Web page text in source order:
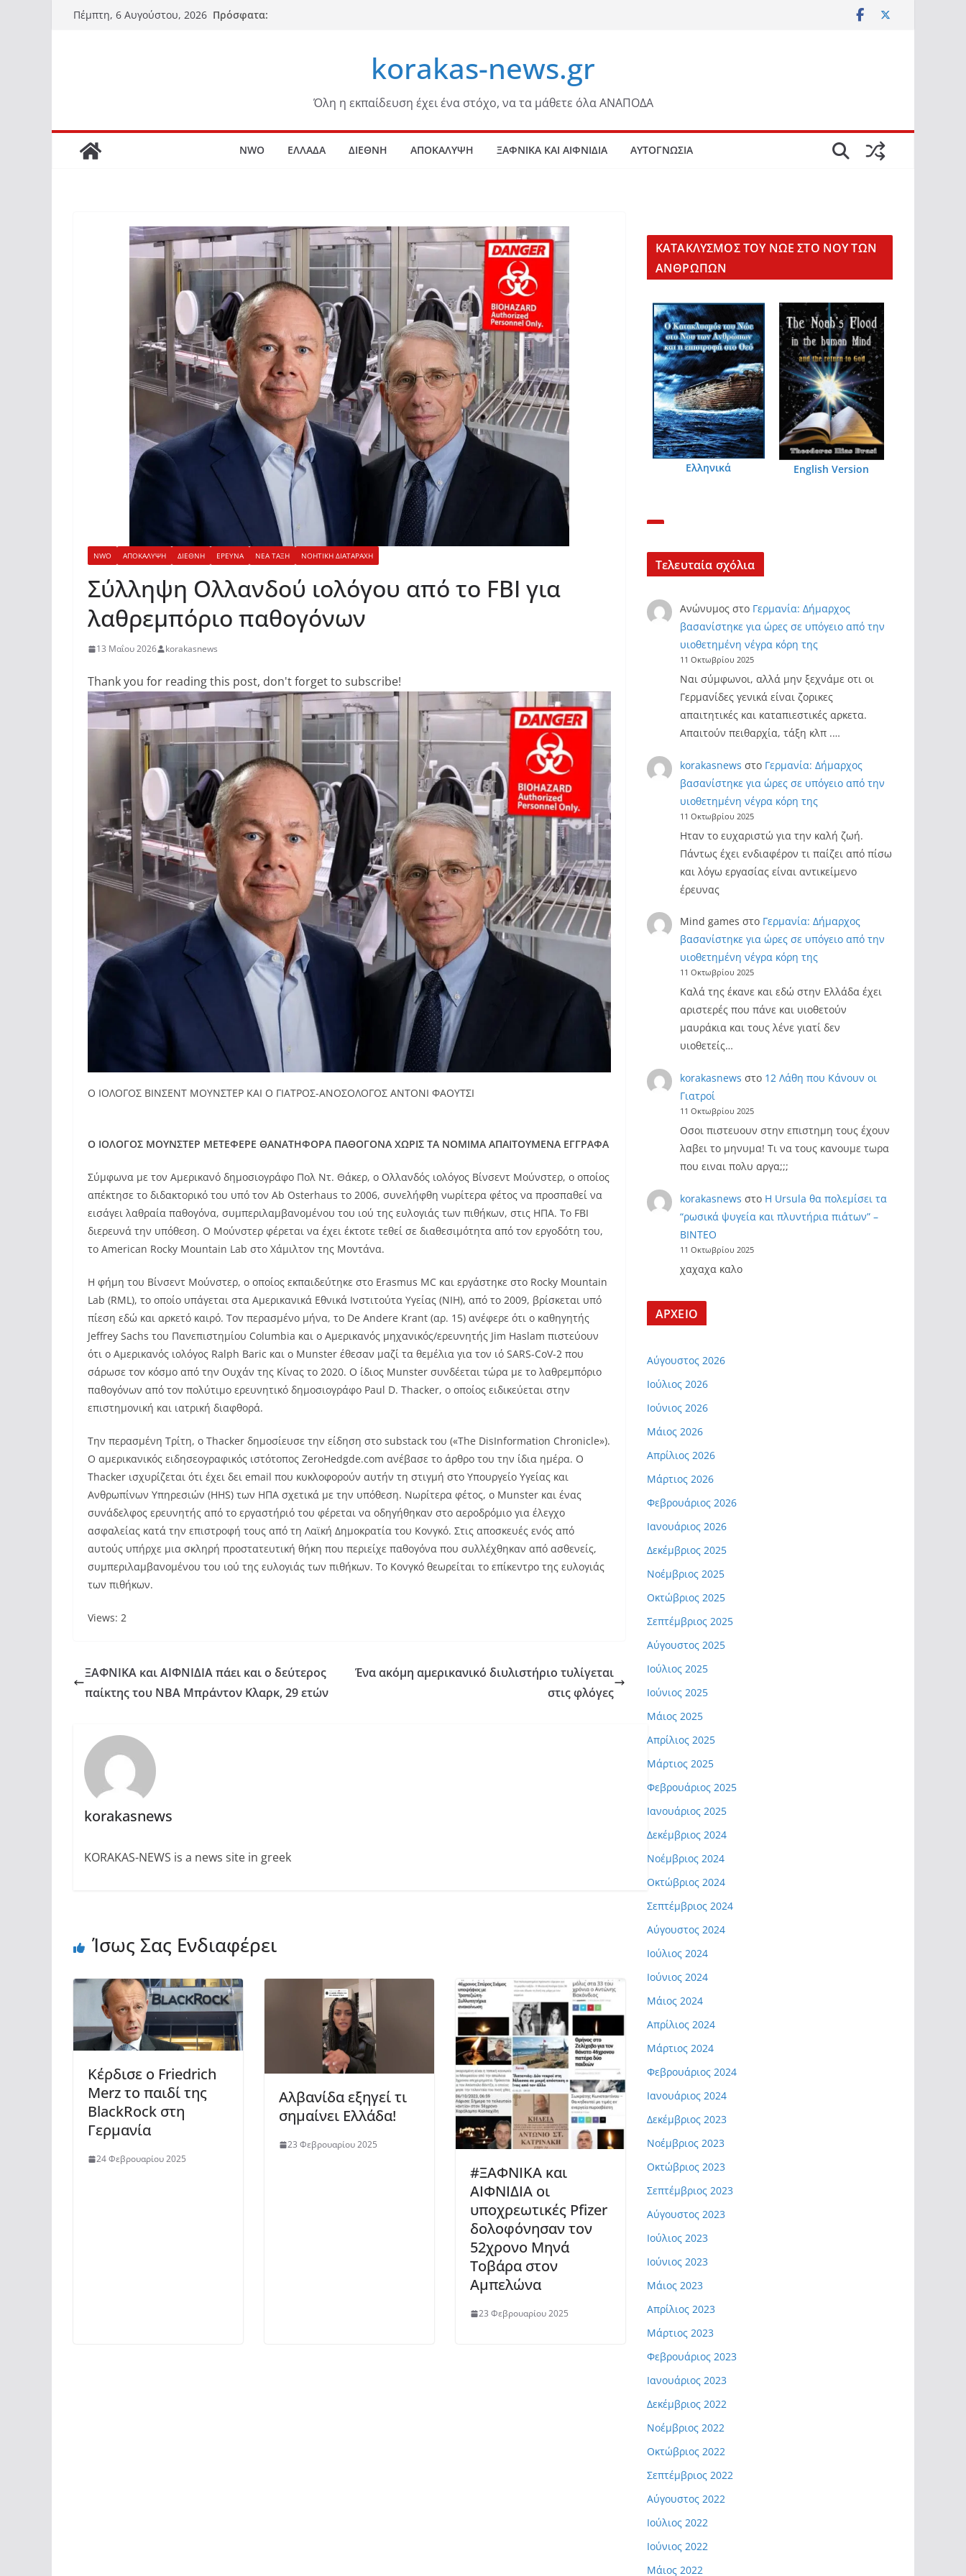
Μετάβαση
Πέμπτη, 6 Αυγούστου, 2026 Πρόσφατα:
korakas-news.gr
Όλη η εκπαίδευση έχει ένα στόχο, να τα μάθετε όλα ΑΝΑΠΟΔΑ
NWO ΕΛΛΑΔΑ ΔΙΕΘΝΗ ΑΠΟΚΑΛΥΨΗ ΞΑΦΝΙΚΑ ΚΑΙ ΑΙΦΝΙΔΙΑ ΑΥΤΟΓΝΩΣΙΑ
NWO ΑΠΟΚΑΛΥΨΗ ΔΙΕΘΝΗ ΕΡΕΥΝΑ ΝΕΑ ΤΑΞΗ ΝΟΗΤΙΚΗ ΔΙΑΤΑΡΑΧΗ
Σύλληψη Ολλανδού ιολόγου από το FBI για
λαθρεμπόριο παθογόνων
13 Μαΐου 2026 korakasnews
Thank you for reading this post, don't forget to subscribe!
Ο ΙΟΛΟΓΟΣ ΒΙΝΣΕΝΤ ΜΟΥΝΣΤΕΡ ΚΑΙ Ο ΓΙΑΤΡΟΣ-ΑΝΟΣΟΛΟΓΟΣ ΑΝΤΟΝΙ ΦΑΟΥΤΣΙ
Ο ΙΟΛΟΓΟΣ ΜΟΥΝΣΤΕΡ ΜΕΤΕΦΕΡΕ ΘΑΝΑΤΗΦΟΡΑ ΠΑΘΟΓΟΝΑ ΧΩΡΙΣ ΤΑ ΝΟΜΙΜΑ ΑΠΑΙΤΟΥΜΕΝΑ ΕΓΓΡΑΦΑ
Σύμφωνα με τον Αμερικανό δημοσιογράφο Πολ Ντ. Θάκερ, ο Ολλανδός ιολόγος Βίνσεντ Μούνστερ, ο οποίος
απέκτησε το διδακτορικό του υπό τον Ab Osterhaus το 2006, συνελήφθη νωρίτερα φέτος να προσπαθεί να
εισάγει λαθραία παθογόνα, συμπεριλαμβανομένου του ιού της ευλογιάς των πιθήκων, στις ΗΠΑ. Το FBI
διερευνά την υπόθεση. Ο Μούνστερ φέρεται να έχει έκτοτε τεθεί σε διαθεσιμότητα από τον εργοδότη του,
το American Rocky Mountain Lab στο Χάμιλτον της Μοντάνα.
Η φήμη του Βίνσεντ Μούνστερ, ο οποίος εκπαιδεύτηκε στο Erasmus MC και εργάστηκε στο Rocky Mountain
Lab (RML), το οποίο υπάγεται στα Αμερικανικά Εθνικά Ινστιτούτα Υγείας (NIH), από το 2009, βρίσκεται υπό
πίεση εδώ και αρκετό καιρό. Τον περασμένο μήνα, το De Andere Krant (αρ. 15) ανέφερε ότι ο καθηγητής
Jeffrey Sachs του Πανεπιστημίου Columbia και ο Αμερικανός μηχανικός/ερευνητής Jim Haslam πιστεύουν
ότι ο Αμερικανός ιολόγος Ralph Baric και ο Munster έθεσαν μαζί τα θεμέλια για τον ιό SARS-CoV-2 που
σάρωσε τον κόσμο από την Ουχάν της Κίνας το 2020. Ο ίδιος Munster συνδέεται τώρα με το λαθρεμπόριο
παθογόνων από τον πολύτιμο ερευνητικό δημοσιογράφο Paul D. Thacker, ο οποίος ειδικεύεται στην
επιστημονική και ιατρική διαφθορά.
Την περασμένη Τρίτη, ο Thacker δημοσίευσε την είδηση ​​στο substack του («The DisInformation Chronicle»).
Ο αμερικανικός ειδησεογραφικός ιστότοπος ZeroHedgde.com ανέβασε το άρθρο του την ίδια ημέρα. Ο
Thacker ισχυρίζεται ότι έχει δει email που κυκλοφορούν αυτήν τη στιγμή στο Υπουργείο Υγείας και
Ανθρωπίνων Υπηρεσιών (HHS) των ΗΠΑ σχετικά με την υπόθεση. Νωρίτερα φέτος, ο Munster και ένας
συνάδελφος ερευνητής από το εργαστήριό του φέρεται να οδηγήθηκαν στο αεροδρόμιο για έλεγχο
ασφαλείας κατά την επιστροφή τους από τη Λαϊκή Δημοκρατία του Κονγκό. Στις αποσκευές ενός από
αυτούς υπήρχε μια σκληρή προστατευτική θήκη που περιείχε παθογόνα που συλλέχθηκαν από ασθενείς,
συμπεριλαμβανομένου του ιού της ευλογιάς των πιθήκων. Το Κονγκό θεωρείται το επίκεντρο της ευλογιάς
των πιθήκων.
Views: 2
ΞΑΦΝΙΚΑ και ΑΙΦΝΙΔΙΑ πάει και ο δεύτερος
παίκτης του NBA Μπράντον Κλαρκ, 29 ετών
Ένα ακόμη αμερικανικό διυλιστήριο τυλίγεται
στις φλόγες
korakasnews
KORAKAS-NEWS is a news site in greek
Ίσως Σας Ενδιαφέρει
Κέρδισε ο Friedrich
Merz το παιδί της
BlackRock στη
Γερμανία
24 Φεβρουαρίου 2025
Αλβανίδα εξηγεί τι
σημαίνει Ελλάδα!
23 Φεβρουαρίου 2025
#ΞΑΦΝΙΚΑ και
ΑΙΦΝΙΔΙΑ οι
υποχρεωτικές Pfizer
δολοφόνησαν τον
52χρονο Μηνά
Τοβάρα στον
Αμπελώνα
23 Φεβρουαρίου 2025
KΑΤΑΚΛΥΣΜΟΣ ΤΟΥ ΝΩΕ ΣΤΟ ΝΟΥ ΤΩΝ
ΑΝΘΡΩΠΩΝ
Ελληνικά English Version
Τελευταία σχόλια
Ανώνυμοςστο Γερμανία: Δήμαρχος
βασανίστηκε για ώρες σε υπόγειο από την
υιοθετημένη νέγρα κόρη της
11 Οκτωβρίου 2025
Ναι σύμφωνοι, αλλά μην ξεχνάμε οτι οι
Γερμανίδες γενικά είναι ζορικες
απαιτητικές και καταπιεστικές αρκετα.
Απαιτούν πειθαρχία, τάξη κλπ .…
korakasnews στο Γερμανία: Δήμαρχος
βασανίστηκε για ώρες σε υπόγειο από την
υιοθετημένη νέγρα κόρη της
11 Οκτωβρίου 2025
Ηταν το ευχαριστώ για την καλή ζωή.
Πάντως έχει ενδιαφέρον τι παίζει από πίσω
και λόγω εργασίας είναι αντικείμενο
έρευνας
Mind games στο Γερμανία: Δήμαρχος
βασανίστηκε για ώρες σε υπόγειο από την
υιοθετημένη νέγρα κόρη της
11 Οκτωβρίου 2025
Καλά της έκανε και εδώ στην Ελλάδα έχει
αριστερές που πάνε και υιοθετούν
μαυράκια και τους λένε γιατί δεν
υιοθετείς…
korakasnews στο 12 Λάθη που Κάνουν οι
Γιατροί
11 Οκτωβρίου 2025
Οσοι πιστευουν στην επιστημη τους έχουν
λαβει το μηνυμα! Τι να τους κανουμε τωρα
που ειναι πολυ αργα;;;
korakasnews στο Η Ursula θα πολεμίσει τα
“ρωσικά ψυγεία και πλυντήρια πιάτων” –
ΒΙΝΤΕΟ
11 Οκτωβρίου 2025
χαχαχα καλο
ΑΡΧΕΙΟ
Αύγουστος 2026
Ιούλιος 2026
Ιούνιος 2026
Μάιος 2026
Απρίλιος 2026
Μάρτιος 2026
Φεβρουάριος 2026
Ιανουάριος 2026
Δεκέμβριος 2025
Νοέμβριος 2025
Οκτώβριος 2025
Σεπτέμβριος 2025
Αύγουστος 2025
Ιούλιος 2025
Ιούνιος 2025
Μάιος 2025
Απρίλιος 2025
Μάρτιος 2025
Φεβρουάριος 2025
Ιανουάριος 2025
Δεκέμβριος 2024
Νοέμβριος 2024
Οκτώβριος 2024
Σεπτέμβριος 2024
Αύγουστος 2024
Ιούλιος 2024
Ιούνιος 2024
Μάιος 2024
Απρίλιος 2024
Μάρτιος 2024
Φεβρουάριος 2024
Ιανουάριος 2024
Δεκέμβριος 2023
Νοέμβριος 2023
Οκτώβριος 2023
Σεπτέμβριος 2023
Αύγουστος 2023
Ιούλιος 2023
Ιούνιος 2023
Μάιος 2023
Απρίλιος 2023
Μάρτιος 2023
Φεβρουάριος 2023
Ιανουάριος 2023
Δεκέμβριος 2022
Νοέμβριος 2022
Οκτώβριος 2022
Σεπτέμβριος 2022
Αύγουστος 2022
Ιούλιος 2022
Ιούνιος 2022
Μάιος 2022